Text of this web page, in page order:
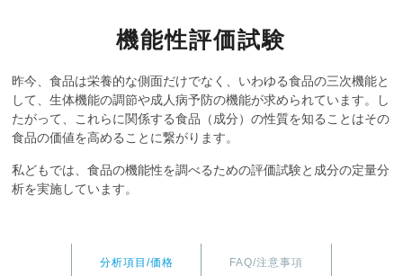
機能性評価試験
昨今、食品は栄養的な側面だけでなく、いわゆる食品の三次機能と
して、生体機能の調節や成人病予防の機能が求められています。し
たがって、これらに関係する食品（成分）の性質を知ることはその
食品の価値を高めることに繋がります。
私どもでは、食品の機能性を調べるための評価試験と成分の定量分
析を実施しています。
分析項目/価格 FAQ/注意事項